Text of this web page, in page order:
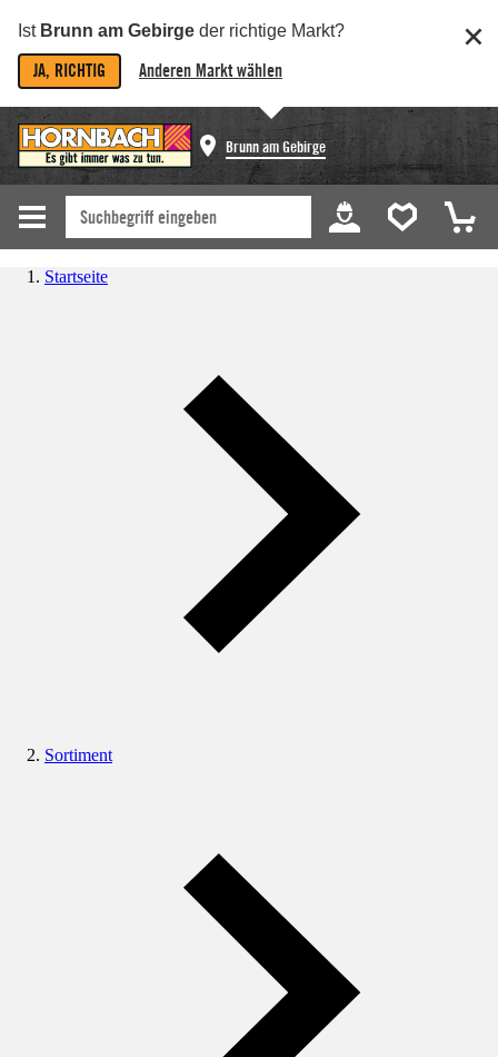
Ist Brunn am Gebirge der richtige Markt?
JA, RICHTIG Anderen Markt wählen
Brunn am Gebirge
Startseite
Sortiment